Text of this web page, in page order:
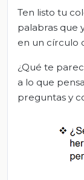
Ten listo tu
palabras que
en un círculo
¿Qué te
a lo que
preguntas y